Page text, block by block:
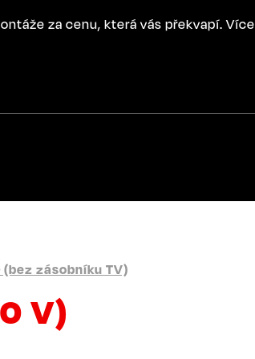
za cenu, která vás překvapí. Více
(bez zásobníku TV)
V)